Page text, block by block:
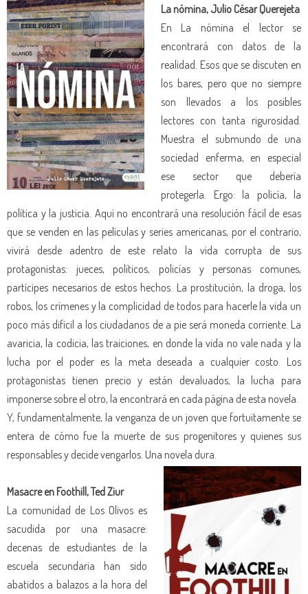
La nómina, Julio César Querejeta
En La nómina el lector se
encontrará con datos de la
realidad. Esos que se discuten en
los bares, pero que no siempre
son llevados a los posibles
lectores con tanta rigurosidad.
Muestra el submundo de una
sociedad enferma, en especial
ese sector que debería
protegerla. Ergo: la policía, la
política y la justicia. Aquí no encontrará una resolución fácil de esas
que se venden en las películas y series americanas, por el contrario,
vivirá desde adentro de este relato la vida corrupta de sus
protagonistas: jueces, políticos, policías y personas comunes,
partícipes necesarios de estos hechos. La prostitución, la droga, los
robos, los crímenes y la complicidad de todos para hacerle la vida un
poco más difícil a los ciudadanos de a pie será moneda corriente. La
avaricia, la codicia, las traiciones, en donde la vida no vale nada y la
lucha por el poder es la meta deseada a cualquier costo. Los
protagonistas tienen precio y están devaluados, la lucha para
imponerse sobre el otro, la encontrará en cada página de esta novela.
Y, fundamentalmente, la venganza de un joven que fortuitamente se
entera de cómo fue la muerte de sus progenitores y quienes sus
responsables y decide vengarlos. Una novela dura.
Masacre en Foothill, Ted Ziur
La comunidad de Los Olivos es
sacudida por una masacre:
decenas de estudiantes de la
escuela secundaria han sido
abatidos a balazos a la hora del